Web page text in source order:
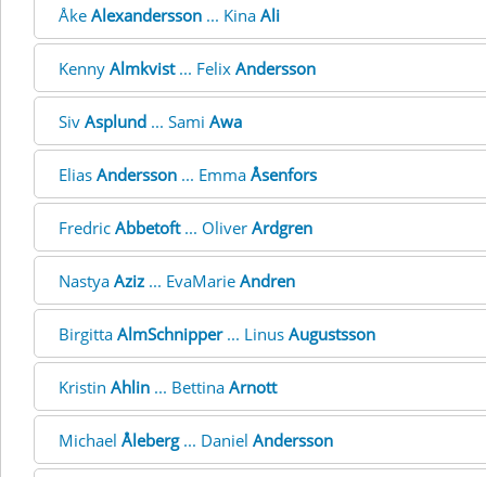
Åke Alexandersson ... Kina Ali
Kenny Almkvist... Felix Andersson
Siv Asplund ... Sami Awa
Elias Andersson ... Emma Åsenfors
Fredric Abbetoft... Oliver Ardgren
Nastya Aziz ... EvaMarie Andren
Birgitta AlmSchnipper... Linus Augustsson
Kristin Ahlin ... Bettina Arnott
Michael Åleberg... Daniel Andersson